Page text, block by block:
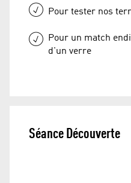
Pour tester nos
Pour un match
d'un verre
Séance Découverte